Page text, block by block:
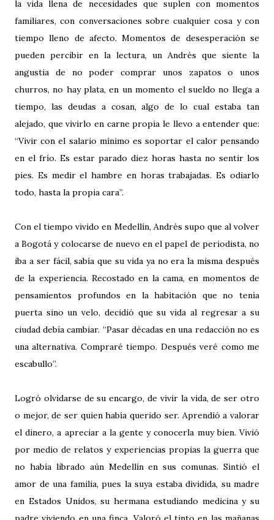
la vida llena de necesidades que suplen con momentos
familiares, con conversaciones sobre cualquier cosa y con
tiempo lleno de afecto. Momentos de desesperación se
pueden percibir en la lectura, un Andrés que siente la
angustia de no poder comprar unos zapatos o unos
churros, no hay plata, en un momento el sueldo no llega a
tiempo, las deudas a cosan, algo de lo cual estaba tan
alejado, que vivirlo en carne propia le llevo a entender que:
“Vivir con el salario mínimo es soportar el calor pensando
en el frío. Es estar parado diez horas hasta no sentir los
pies. Es medir el hambre en horas trabajadas. Es odiarlo
todo, hasta la propia cara”.
Con el tiempo vivido en Medellín, Andrés supo que al volver
a Bogotá y colocarse de nuevo en el papel de periodista, no
iba a ser fácil, sabía que su vida ya no era la misma después
de la experiencia. Recostado en la cama, en momentos de
pensamientos profundos en la habitación que no tenía
puerta sino un velo, decidió que su vida al regresar a su
ciudad debía cambiar. “Pasar décadas en una redacción no es
una alternativa. Compraré tiempo. Después veré como me
escabullo”.
Logró olvidarse de su encargo, de vivir la vida, de ser otro
o mejor, de ser quien había querido ser. Aprendió a valorar
el dinero, a apreciar a la gente y conocerla muy bien. Vivió
por medio de relatos y experiencias propias la guerra que
no había librado aún Medellín en sus comunas. Sintió el
amor de una familia, pues la suya estaba dividida, su madre
en Estados Unidos, su hermana estudiando medicina y su